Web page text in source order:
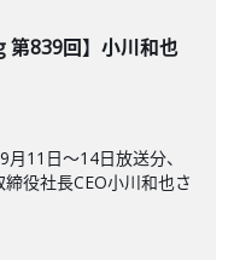
第839回】小川和也
11日〜14日放送分、
役社長CEO小川和也さ